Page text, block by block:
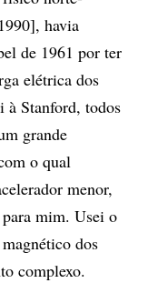
havia
de 1961 por ter
elétrica dos
à Stanford, todos
grande
o qual
menor,
mim. Usei o
dos
complexo.